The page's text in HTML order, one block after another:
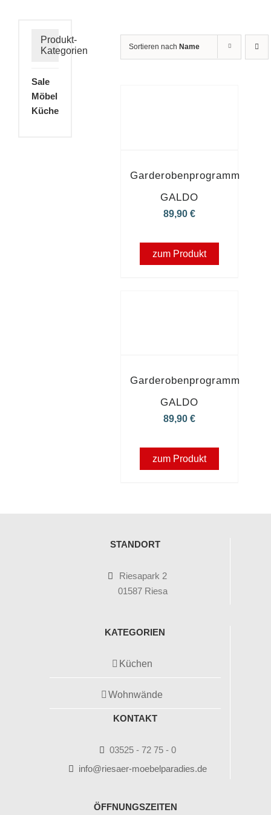
Sortieren nach Name
Garderobenprogramm
GALDO
89,90€
zum Produkt
Garderobenprogramm
GALDO
89,90€
zum Produkt
Produkt-
Kategorien
Sale
Möbel
Küche
STANDORT
Riesapark 2
01587 Riesa
KATEGORIEN
Küchen
Wohnwände
KONTAKT
03525 - 72 75 - 0
info@riesaer-moebelparadies.de
ÖFFNUNGSZEITEN